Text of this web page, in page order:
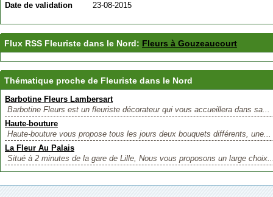
Date de validation
23-08-2015
Flux RSS Fleuriste dans le Nord: Fleurs à Gouzeaucourt
Thématique proche de Fleuriste dans le Nord
Barbotine Fleurs Lambersart
Barbotine Fleurs est un fleuriste décorateur qui vous accueillera dans sa...
Haute-bouture
Haute-bouture vous propose tous les jours deux bouquets différents, une...
La Fleur Au Palais
Situé à 2 minutes de la gare de Lille, Nous vous proposons un large